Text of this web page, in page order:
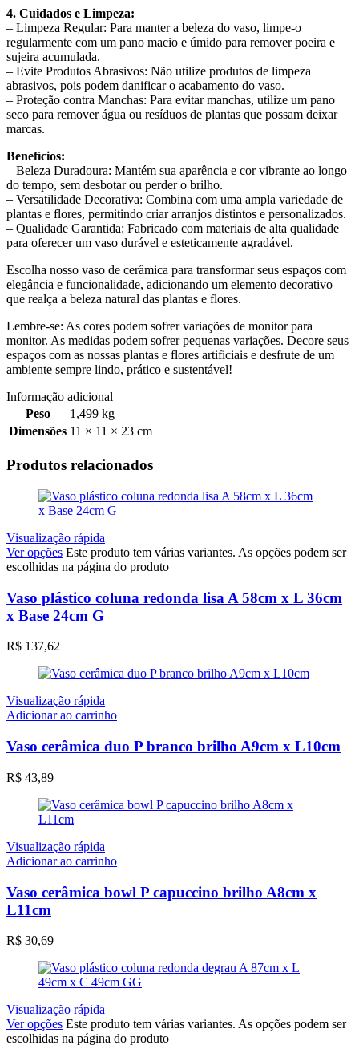
4. Cuidados e Limpeza:
– Limpeza Regular: Para manter a beleza do vaso, limpe-o
regularmente com um pano macio e úmido para remover poeira e
sujeira acumulada.
– Evite Produtos Abrasivos: Não utilize produtos de limpeza
abrasivos, pois podem danificar o acabamento do vaso.
– Proteção contra Manchas: Para evitar manchas, utilize um pano
seco para remover água ou resíduos de plantas que possam deixar
marcas.
Benefícios:
– Beleza Duradoura: Mantém sua aparência e cor vibrante ao longo
do tempo, sem desbotar ou perder o brilho.
– Versatilidade Decorativa: Combina com uma ampla variedade de
plantas e flores, permitindo criar arranjos distintos e personalizados.
– Qualidade Garantida: Fabricado com materiais de alta qualidade
para oferecer um vaso durável e esteticamente agradável.
Escolha nosso vaso de cerâmica para transformar seus espaços com
elegância e funcionalidade, adicionando um elemento decorativo
que realça a beleza natural das plantas e flores.
Lembre-se: As cores podem sofrer variações de monitor para
monitor. As medidas podem sofrer pequenas variações. Decore seus
espaços com as nossas plantas e flores artificiais e desfrute de um
ambiente sempre lindo, prático e sustentável!
Informação adicional
Peso
1,499 kg
Dimensões 11 × 11 × 23 cm
Produtos relacionados
Visualização rápida
Ver opções Este produto tem várias variantes. As opções podem ser
escolhidas na página do produto
Vaso plástico coluna redonda lisa A 58cm x L 36cm
x Base 24cm G
R$ 137,62
Visualização rápida
Adicionar ao carrinho
Vaso cerâmica duo P branco brilho A9cm x L10cm
R$ 43,89
Visualização rápida
Adicionar ao carrinho
Vaso cerâmica bowl P capuccino brilho A8cm x
L11cm
R$ 30,69
Visualização rápida
Ver opções Este produto tem várias variantes. As opções podem ser
escolhidas na página do produto